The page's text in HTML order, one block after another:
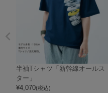
半袖Tシャツ「新幹線オールス
ター」
¥4,070(税込)